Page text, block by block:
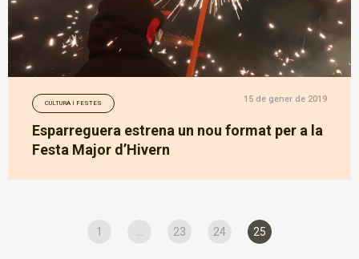
CULTURA I FESTES 15 de gener de 2019
Esparreguera estrena un nou format per a la
Festa Major d’Hivern
1 23 24 25